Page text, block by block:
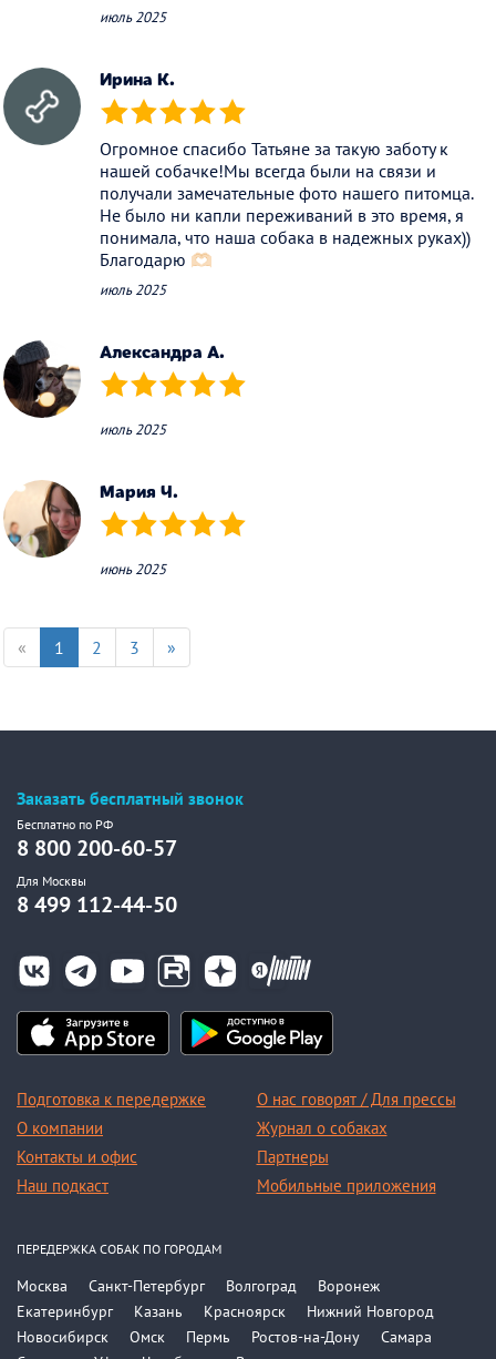
июль 2025
Ирина К.
(*) (*) (*) (*) (*)
Огромное спасибо Татьяне за такую заботу к
нашей собачке!Мы всегда были на связи и
получали замечательные фото нашего питомца.
Не было ни капли переживаний в это время, я
понимала, что наша собака в надежных руках))
Благодарю 🫶🏻
июль 2025
Александра А.
(*) (*) (*) (*) (*)
июль 2025
Мария Ч.
(*) (*) (*) (*) (*)
июнь 2025
« 1 2 3 »
Заказать бесплатный звонок
Бесплатно по РФ
8 800 200-60-57
Для Москвы
8 499 112-44-50
Подготовка к передержке
О компании
Контакты и офис
Наш подкаст
О нас говорят / Для прессы
Журнал о собаках
Партнеры
Мобильные приложения
ПЕРЕДЕРЖКА СОБАК ПО ГОРОДАМ
Москва Санкт-Петербург Волгоград
Воронеж
Екатеринбург
Казань Красноярск
Нижний Новгород
Новосибирск
Омск Пермь Ростов-на-Дону
Самара